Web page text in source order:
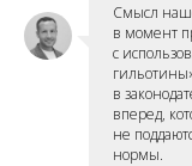
Смысл
в момент
с
в
вперед,
не
нормы.